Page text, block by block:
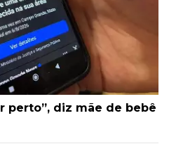
perto”, diz mãe de bebê